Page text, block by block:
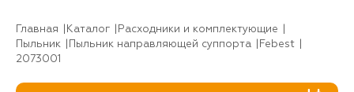
Главная Каталог
Расходники и комплектующие
Пыльник
Пыльник направляющей суппорта
Febest
2073001